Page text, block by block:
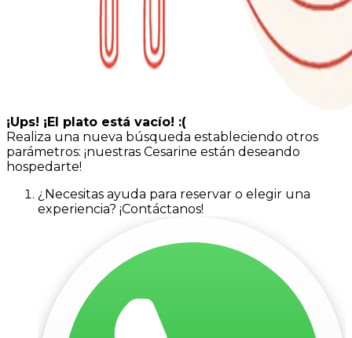
¡Ups! ¡El plato está vacío! :(
Realiza una nueva búsqueda estableciendo otros
parámetros: ¡nuestras Cesarine están deseando
hospedarte!
¿Necesitas ayuda para reservar o elegir una
experiencia? ¡Contáctanos!